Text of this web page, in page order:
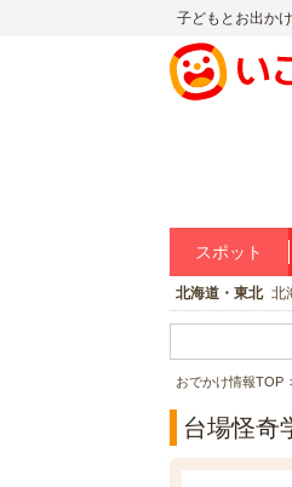
子どもとお出か
スポット
北海道・東北 北
おでかけ情報TOP
台場怪奇